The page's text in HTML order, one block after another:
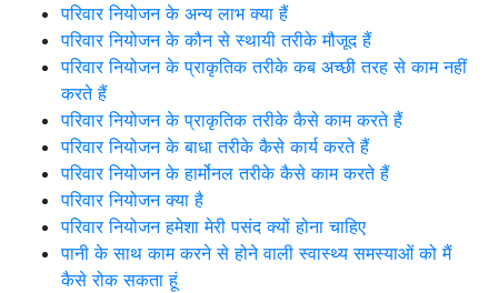
परिवार नियोजन के अन्य लाभ क्या हैं
परिवार नियोजन के कौन से स्थायी तरीके मौजूद हैं
परिवार नियोजन के प्राकृतिक तरीके कब अच्छी तरह से काम नहीं
करते हैं
परिवार नियोजन के प्राकृतिक तरीके कैसे काम करते हैं
परिवार नियोजन के बाधा तरीके कैसे कार्य करते हैं
परिवार नियोजन के हार्मोनल तरीके कैसे काम करते हैं
परिवार नियोजन क्या है
परिवार नियोजन हमेशा मेरी पसंद क्यों होना चाहिए
पानी के साथ काम करने से होने वाली स्वास्थ्य समस्याओं को मैं
कैसे रोक सकता हूं